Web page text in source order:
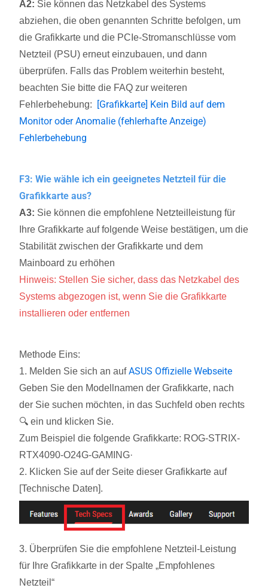
A2: Sie können das Netzkabel des Systems
abziehen, die oben genannten Schritte befolgen, um
die Grafikkarte und die PCIe-Stromanschlüsse vom
Netzteil (PSU) erneut einzubauen, und dann
überprüfen. Falls das Problem weiterhin besteht,
beachten Sie bitte die FAQ zur weiteren
Fehlerbehebung:
[Grafikkarte] Kein Bild auf dem
Monitor oder Anomalie (fehlerhafte Anzeige)
Fehlerbehebung
F3: Wie wähle ich ein geeignetes Netzteil für die
Grafikkarte aus?
A3: Sie können die empfohlene Netzteilleistung für
Ihre Grafikkarte auf folgende Weise bestätigen, um die
Stabilität zwischen der Grafikkarte und dem
Mainboard zu erhöhen
Hinweis: Stellen Sie sicher, dass das Netzkabel des
Systems abgezogen ist, wenn Sie die Grafikkarte
installieren oder entfernen
Methode Eins:
1. Melden Sie sich an aufASUS Offizielle Webseite
Geben Sie den Modellnamen der Grafikkarte, nach
der Sie suchen möchten, in das Suchfeld oben rechts
🔍 ein und klicken Sie.
Zum Beispiel die folgende Grafikkarte: ROG-STRIX-
RTX4090-O24G-GAMING·
2. Klicken Sie auf der Seite dieser Grafikkarte auf
[Technische Daten].
3. Überprüfen Sie die empfohlene Netzteil-Leistung
für Ihre Grafikkarte in der Spalte „Empfohlenes
Netzteil“